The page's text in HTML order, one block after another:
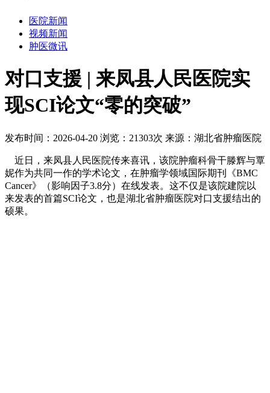
医院新闻
视频新闻
肿医微讯
对口支援 | 来凤县人民医院实
现SCI论文“零的突破”
发布时间：2026-04-20 浏览：21303次 来源：湖北省肿瘤医院
近日，来凤县人民医院传来喜讯，该院肿瘤科骨干滕辉与覃
妮作为共同一作的学术论文，在肿瘤学领域国际期刊《BMC
Cancer》（影响因子3.8分）在线发表。这不仅是该院建院以
来发表的首篇SCI论文，也是湖北省肿瘤医院对口支援结出的
硕果。